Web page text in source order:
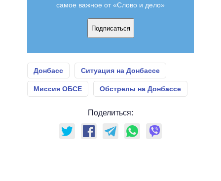
самое важное от «Слово и дело»
Подписаться
Донбасс Ситуация на Донбассе
Миссия ОБСЕ Обстрелы на Донбассе
Поделиться: